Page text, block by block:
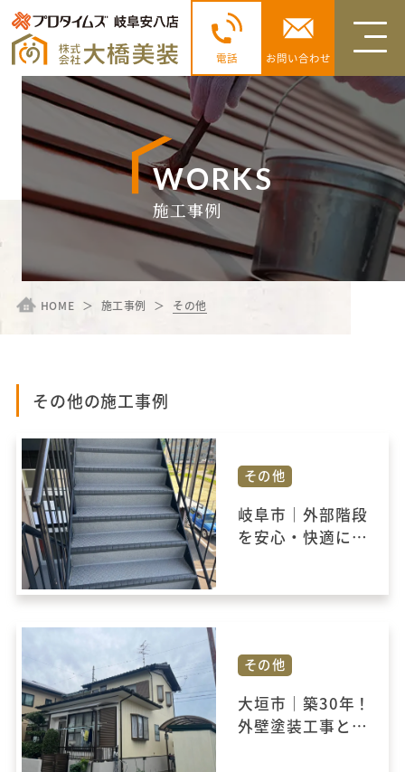
電話 お問い合わせ
WORKS
施工事例
HOME 施工事例 その他
その他の施工事例
その他
岐阜市｜外部階段
を安心・快適に！
介
その他
大垣市｜築30年！
外壁塗装工事と併